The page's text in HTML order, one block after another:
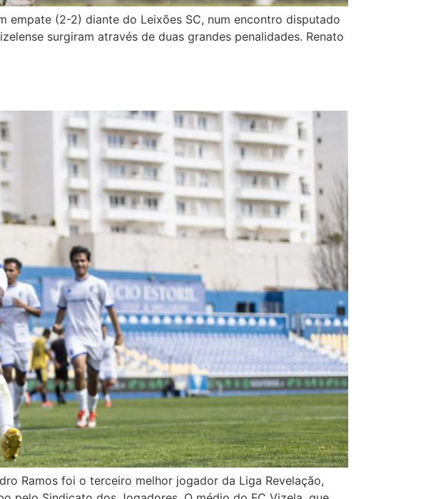
empate (2-2) diante do Leixões SC, num encontro disputado
surgiram através de duas grandes penalidades. Renato
Ramos foi o terceiro melhor jogador da Liga Revelação,